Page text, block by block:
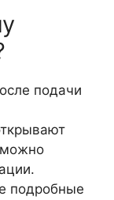
подачи
можно
подробные